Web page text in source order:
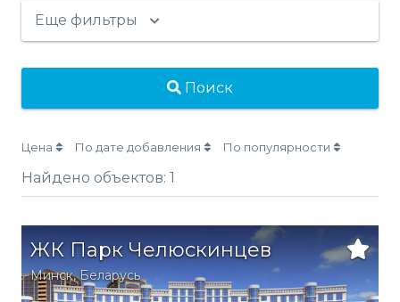
Еще фильтры
Поиск
Цена По дате добавления По популярности
Найдено объектов: 1
ЖК Парк Челюскинцев
Минск,Беларусь